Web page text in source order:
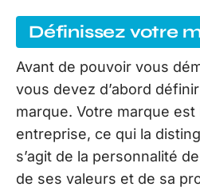
Définissez votre
Avant de pouvoir vous
vous devez d’abord
marque. Votre marque est
entreprise, ce qui la
s’agit de la personnalité
de ses valeurs et de sa